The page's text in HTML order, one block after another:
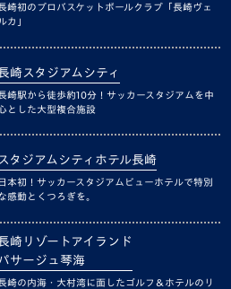
崎初のプロバスケットボールクラブ「長崎ヴェ
ルカ」
崎スタジアムシティ
崎駅から徒歩約10分！サッカースタジアムを中
とした大型複合施設
スタジアムシティホテル長崎
日本初！サッカースタジアムビューホテルで特別
感動とくつろぎを。
崎リゾートアイランド
パサージュ琴海
崎の内海・大村湾に面したゴルフ＆ホテルのリ